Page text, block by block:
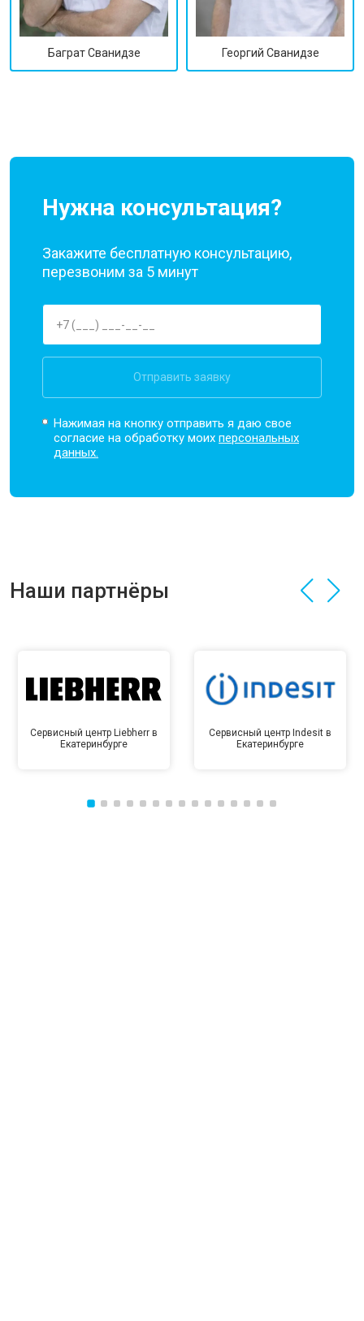
Баграт Сванидзе Георгий Сванидзе
Нужна консультация?
Закажите бесплатную консультацию,
перезвоним за 5 минут
Отправить заявку
Нажимая на кнопку отправить я даю свое
согласие на обработку моихперсональных
данных.
Наши партнёры
Сервисный центр Liebherr в
Екатеринбурге
Сервисный центр Indesit в
Екатеринбурге